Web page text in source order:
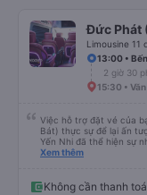
Đức Phát
Limousine 11
13:00 •
2 giờ 30
15:30 •
Việc hỗ trợ đặt vé của
Bát) thực sự để lại ấn
Yến Nhi đã thể hiện sự
vấn. Mọi thắc mắc đều
trình đặt vé, từ việc giữ
Xem thêm
Không cần thanh